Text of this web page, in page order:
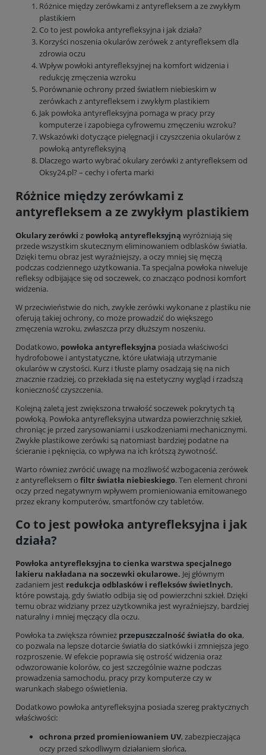
Różnice między zerówkami z antyrefleksem a ze zwykłym
plastikiem
Co to jest powłoka antyrefleksyjna i jak działa?
Korzyści noszenia okularów zerówek z antyrefleksem dla
zdrowia oczu
Wpływ powłoki antyrefleksyjnej na komfort widzenia i
redukcję zmęczenia wzroku
Porównanie ochrony przed światłem niebieskim w
zerówkach z antyrefleksem i zwykłym plastikiem
Jak powłoka antyrefleksyjna pomaga w pracy przy
komputerze i zapobiega cyfrowemu zmęczeniu wzroku?
Wskazówki dotyczące pielęgnacji i czyszczenia okularów z
powłoką antyrefleksyjną
Dlaczego warto wybrać okulary zerówki z antyrefleksem od
Oksy24.pl? – cechy i oferta marki
Różnice między zerówkami z
antyrefleksem a ze zwykłym plastikiem
Okulary zerówki z powłoką antyrefleksyjną wyróżniają się
przede wszystkim skutecznym eliminowaniem odblasków światła.
Dzięki temu obraz jest wyraźniejszy, a oczy mniej się męczą
podczas codziennego użytkowania. Ta specjalna powłoka niweluje
refleksy odbijające się od soczewek, co znacząco podnosi komfort
widzenia.
W przeciwieństwie do nich, zwykłe zerówki wykonane z plastiku nie
oferują takiej ochrony, co może prowadzić do większego
zmęczenia wzroku, zwłaszcza przy dłuższym noszeniu.
Dodatkowo, powłoka antyrefleksyjna posiada właściwości
hydrofobowe i antystatyczne, które ułatwiają utrzymanie
okularów w czystości. Kurz i tłuste plamy osadzają się na nich
znacznie rzadziej, co przekłada się na estetyczny wygląd i rzadszą
konieczność czyszczenia.
Kolejną zaletą jest zwiększona trwałość soczewek pokrytych tą
powłoką. Powłoka antyrefleksyjna utwardza powierzchnię szkieł,
chroniąc je przed zarysowaniami i uszkodzeniami mechanicznymi.
Zwykłe plastikowe zerówki są natomiast bardziej podatne na
ścieranie i pęknięcia, co wpływa na ich krótszą żywotność.
Warto również zwrócić uwagę na możliwość wzbogacenia zerówek
z antyrefleksem o filtr światła niebieskiego. Ten element chroni
oczy przed negatywnym wpływem promieniowania emitowanego
przez ekrany komputerów, smartfonów czy tabletów.
Co to jest powłoka antyrefleksyjna i jak
działa?
Powłoka antyrefleksyjna to cienka warstwa specjalnego
lakieru nakładana na soczewki okularowe. Jej głównym
zadaniem jest redukcja odblasków i refleksów świetlnych,
które powstają, gdy światło odbija się od powierzchni szkieł. Dzięki
temu obraz widziany przez użytkownika jest wyraźniejszy, bardziej
naturalny i mniej męczący dla oczu.
Powłoka ta zwiększa również przepuszczalność światła do oka,
co pozwala na lepsze dotarcie światła do siatkówki i zmniejsza jego
rozproszenie. W efekcie poprawia się ostrość widzenia oraz
odwzorowanie kolorów, co jest szczególnie ważne podczas
prowadzenia samochodu, pracy przy komputerze czy w
warunkach słabego oświetlenia.
Dodatkowo powłoka antyrefleksyjna posiada szereg praktycznych
właściwości:
ochrona przed promieniowaniem UV, zabezpieczająca
oczy przed szkodliwym działaniem słońca,